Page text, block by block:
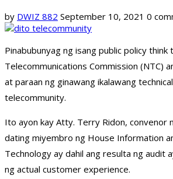
by DWIZ 882 September 10, 2021 0
Pinabubunyag ng isang public policy think
Telecommunications Commission (NTC)
at paraan ng ginawang ikalawang
telecommunity.
Ito ayon kay Atty. Terry Ridon, convenor
dating miyembro ng House Information
Technology ay dahil ang resulta ng audit
ng actual customer experience.